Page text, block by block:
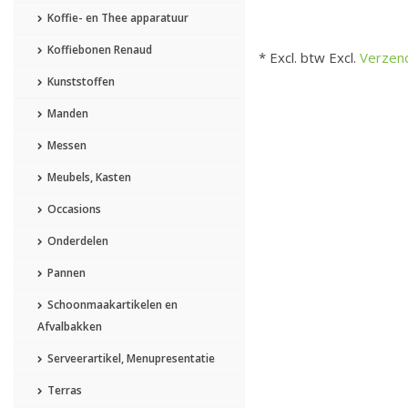
Koffie- en Thee apparatuur
Koffiebonen Renaud
Kunststoffen
Manden
Messen
Meubels, Kasten
Occasions
Onderdelen
Pannen
Schoonmaakartikelen en
Afvalbakken
Serveerartikel, Menupresentatie
Terras
* Excl. btw Excl.